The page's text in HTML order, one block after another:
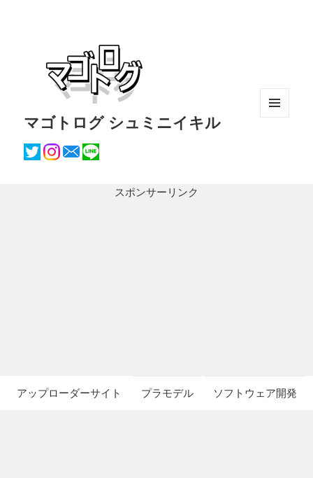
マゴトログ シュミニイキル
スポンサーリンク
アップローダーサイト プラモデル ソフトウェア開発